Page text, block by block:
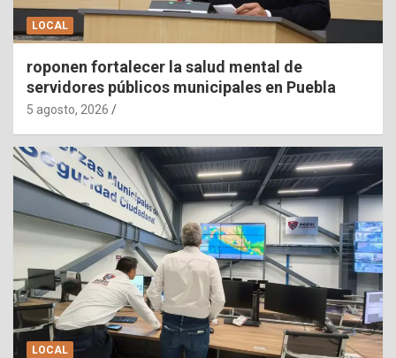
LOCAL
roponen fortalecer la salud mental de
servidores públicos municipales en Puebla
5 agosto, 2026
LOCAL